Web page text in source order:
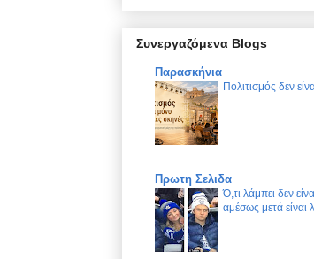
Συνεργαζόμενα Blogs
Παρασκήνια
Πολιτισμός δεν
Πρωτη Σελιδα
Ό,τι λάμπει δεν
αμέσως μετά είναι